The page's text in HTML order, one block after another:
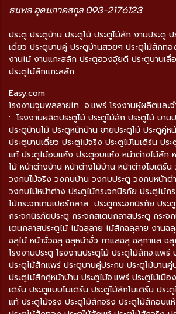
ธนพล อุดมภาคสกุล 093-2176123
ประตู ประตูบ้าน ประตูไม้ ประตูไม้สัก งานประตู ป
เดี่ยว ประตูบานคู่ ประตูบ้านสวยๆ ประตูไม้สักท
งานไม้ งานแกะสลัก ประตูฮวงจุ้ยดี ประตูบานเลื่
ประตูไม้สักแกะสลัก
Easy.com
โรงงานจุมพลลายไท จ.แพร่ โรงงานผู้ผลิตและจ
: โรงงานผลิตประตูไม้ ประตูไม้สัก ประตูไม้ บาน
ประตูบ้านไม้ ประตูหน้าบ้าน ขายประตูไม้ ประตูคู่ห
ประตูบานเดี่ยว ประตูไม้จริง ประตูไม้โมเดิร์น ปร
แท้ ประตูไม้อบแห้ง ประตูอบแห้ง หน้าต่างไม้สัก
ไม้ หน้าต่างบ้าน หน้าต่างไม้บ้าน หน้าต่างโมเดิร์
วงกบไม้จริง วงกบบ้าน วงกบประตู วงกบหน้าต่
วงกบไม้หน้าต่าง ประตูไม้กระจกนิรภัย ประตูไม้ก
ไม้กระจกเทมเปอร์กลาส ประตูกระจกนิรภัย ประ
กระจกนิรภัยประตู กระจกสเตนกลาสประตู กระจ
เตนกลาสประตูไม้ ไม้ฉลุลาย ไม้สักฉลุลาย งานฉ
ฉลุไม้ หน้าจั่วฉลุ ฉลุหน้าจั่ว กาแลฉลุ ฉลุกาแล ฉ
โรงงานประตู โรงงานประตูไม้ ประตูไม้สักจ.แพร่
ประตูไม้สักแพร่ ประตูบานคู่ประกบ ประตูไม้บานคู่
ประตูไม้สักคู่หน้าบ้าน ประตูไม้จ.แพร่ ประตูไม้เมื
เดิร์น ประตูแบบโมเดิร์น ประตูไม้สักโมเดิร์น ประ
แท้ ประตูไม้จริง ประตูไม้สักจริง ประตูไม้สักอบแ